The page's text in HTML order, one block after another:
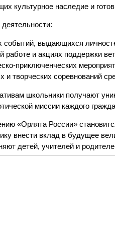
культурное наследие и
выдающихся
работе и акциях поддержки
приключенческих
творческих соревнований
школьники получают
миссии каждого
«Орлята России»
внести вклад в будущее
детей, учителей и